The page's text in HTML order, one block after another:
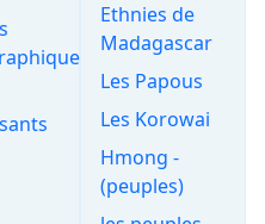
Ethnies de
Madagascar
Les Papous
Les Korowai
Hmong -
(peuples)